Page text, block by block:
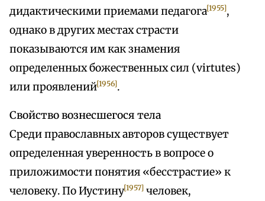
дидактическими приемами педагога[1955],
однако в других местах страсти
показываются им как знамения
определенных божественных сил (virtutes)
или проявлений[1956].
Свойство вознесшегося тела
Среди православных авторов существует
определенная уверенность в вопросе о
приложимости понятия «бесстрастие» к
человеку. По Иустину[1957] человек,